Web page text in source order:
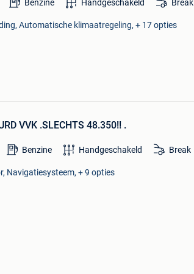
Benzine Handgeschakeld Break
Automatische klimaatregeling, + 17 opties
VVK .SLECHTS 48.350!! .
Benzine Handgeschakeld Break
Navigatiesysteem, + 9 opties